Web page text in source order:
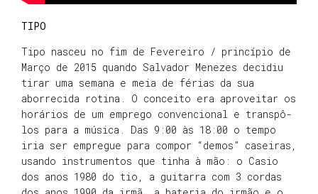
TIPO
Tipo nasceu no fim de Fevereiro / princípio de
Março de 2015 quando Salvador Menezes decidiu
tirar uma semana e meia de férias da sua
aborrecida rotina. O conceito era aproveitar os
horários de um emprego convencional e transpô-
los para a música. Das 9:00 às 18:00 o tempo
iria ser empregue para compor “demos” caseiras,
usando instrumentos que tinha à mão: o Casio
dos anos 1980 do tio, a guitarra com 3 cordas